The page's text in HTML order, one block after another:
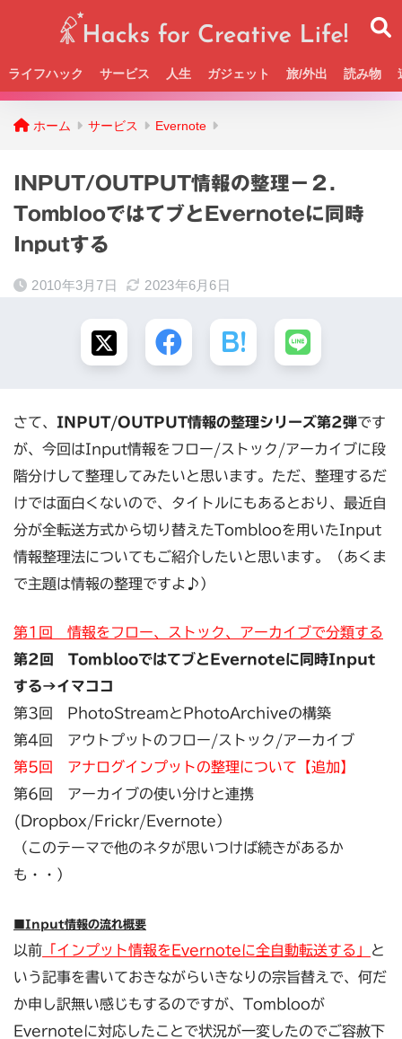
ライフハック サービス 人生 ガジェット 旅/外出 読み物
Beckの活動＆SNSまとめはこちら
ホーム サービス Evernote
INPUT/OUTPUT情報の整理－２．
TomblooではてブとEvernoteに同時
Inputする
2010年3月7日 2023年6月6日
さて、 INPUT/OUTPUT情報の整理シリーズ第2弾です
が、今回はInput情報をフロー/ストック/アーカイブに段
階分けして整理してみたいと思います。ただ、整理するだ
けでは面白くないので、タイトルにもあるとおり、最近自
分が全転送方式から切り替えたTomblooを用いたInput
情報整理法についてもご紹介したいと思います。（あくま
で主題は情報の整理ですよ♪）
第1回 情報をフロー、ストック、アーカイブで分類する
第2回 TomblooではてブとEvernoteに同時Input
する→イマココ
第3回 PhotoStreamとPhotoArchiveの構築
第4回 アウトプットのフロー/ストック/アーカイブ
第5回 アナログインプットの整理について【追加】
第6回 アーカイブの使い分けと連携
(Dropbox/Frickr/Evernote）
（このテーマで他のネタが思いつけば続きがあるか
も・・）
■Input情報の流れ概要
以前 「インプット情報をEvernoteに全自動転送する」
と
いう記事を書いておきながらいきなりの宗旨替えで、何だ
か申し訳無い感じもするのですが、Tomblooが
Evernoteに対応したことで状況が一変したのでご容赦下